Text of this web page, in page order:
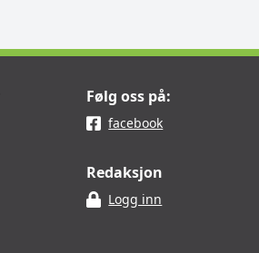
Følg oss på:
facebook
Redaksjon
Logg inn